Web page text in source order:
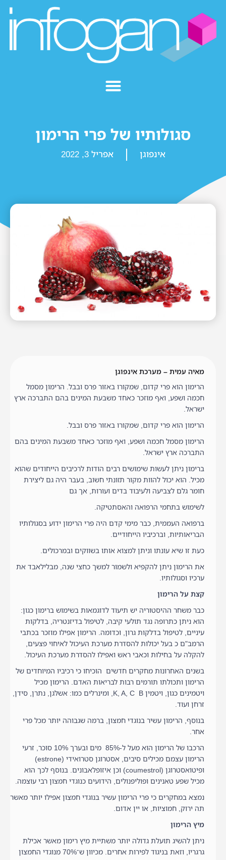
סגולותיו של פרי הרימון
אינפוגן אפריל 3, 2022
מאיה עמית – מערכת אינפוגן
הרימון הוא פרי קדום, שמקורו באזור פרס ובבל. הרימון מסמל
חכמה ושפע, ואף מוזכר כאחד משבעת המינים בהם התברכה ארץ
ישראל.
הרימון הוא פרי קדום, שמקורו באזור פרס ובבל.
הרימון מסמל חכמה ושפע, ואף מוזכר כאחד משבעת המינים בהם
התברכה ארץ ישראל.
ברימון ניתן לעשות שימושים רבים הודות לרכיבים הייחודים שהוא
מכיל. הוא יכול להוות מקור תזונתי חשוב, בעבר היה גם ליצירת
חומר גלם לצביעה ולעיבוד בדים ועורות, אך גם
לשימוש בתחמי הרפואה והאסתטיקה.
ברפואה העממית, כבר מימי קדם היה פרי הרימון ידוע בסגולותיו
הבריאותיות, וברכיביו הייחודיים.
כעת זו שיא עונתו וניתן למצוא אותו בשווקים ובמרכולים.
את הרימון ניתן להקפיא ולשמור למשך כחצי שנה, מבלילאבד את
ערכיו וסגולותיו.
קצת על הרימון
כבר משחר ההיסטוריה יש תיעוד לדוגמאות בשימוש ברימון כגון:
הוא ניתן כתרופה נגד תולעי קיבה, לטיפול בדיזנטריה, בדלקות
עיניים, לטיפול בדלקות גרון, וכדומה. הרימון אפילו מוזכר בכתבי
הרמב"ם כ בעל יכולות להסדרת מערכת העיכול לאיחוי פצעים,
להקלה על בחילות וכאבי ראש ואפילו להסדרת מערכת העיכול.
בשנים האחרונות מחקרים חדשים הוכיחו כי רכיביו המיוחדים של
הרימון ותכולתו תורמים רבות לבריאות האדם. הרימון מכיל
ויטמינים כגון, ויטמין K, A, C B, ומינרלים כמו: אשלגן, נתרן, סידן,
זרחן ועוד.
בנוסף, הרימון עשיר בנוגדי חמצון, ברמה שגבוהה יותר מכל פרי
אחר.
הרכבו של הרימון הוא מעל ל-85% מים ובערך 10% סוכר, זרעי
ופיטואסטרוגן ‭(coumestrol)‬ וכן איזופלאבונים. בנוסף לכך הוא
מכיל שפע טאנינים ופוליפנולים, הידועים כנוגדי חמצון רבי עוצמה.
נמצא במחקרים כי פרי הרימון עשיר בנוגדי חמצון אפילו יותר מאשר
תה ירוק, חמוציות, או יין אדום.
מיץ הרימון
ניתן להשיג תועלת גדולה יותר משתיית מיץ רימון מאשר אכילת
גרגריו, וזאת בניגוד לפירות אחרים. מכיוון ש־‭70%‬ מנוגדי החמצון